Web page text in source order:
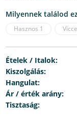
Milyennek találod
Hasznos 1
Ételek / Italok:
Kiszolgálás:
Hangulat:
Ár / érték arány:
Tisztaság: